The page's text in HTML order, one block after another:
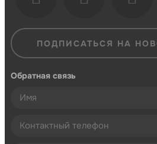
ПОДПИСАТЬСЯ НА
Обратная связь